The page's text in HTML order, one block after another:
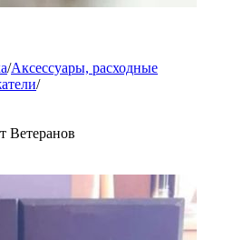
/Аксессуары, расходные
/
Ветеранов